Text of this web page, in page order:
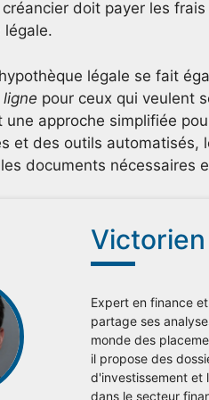
doit payer les
légale.
légale se fait
pour ceux qui veulent
une approche simplifiée
et des outils automatisés,
documents nécessaires
Expert en finance
partage ses
monde des
il propose des
d'investissement et
dans le secteur